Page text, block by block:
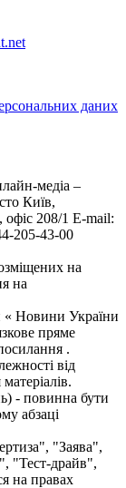
даних
медіа –
Київ,
208/1 E-mail:
205-43-00
на
на
« Новини України
пряме
.
від
- повинна бути
абзаці
"Заява",
"Тест-драйв",
на правах